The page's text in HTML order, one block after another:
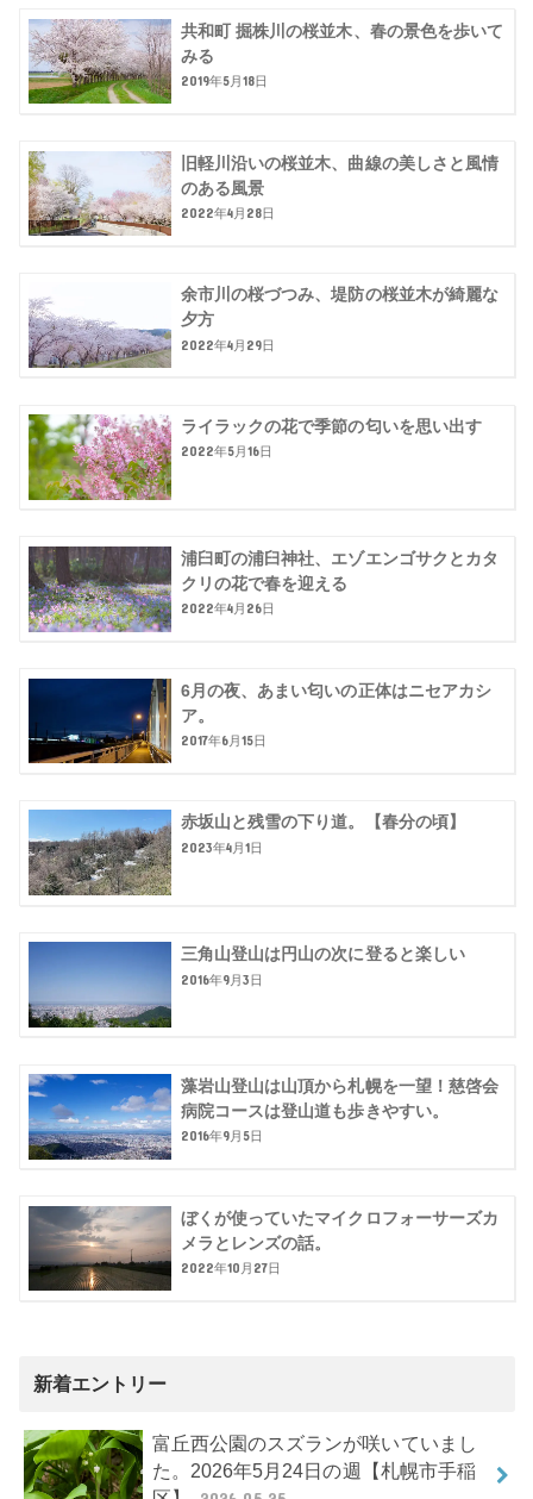
共和町 掘株川の桜並木、春の景色を歩いて
みる
2019年5月18日
旧軽川沿いの桜並木、曲線の美しさと風情
のある風景
2022年4月28日
余市川の桜づつみ、堤防の桜並木が綺麗な
夕方
2022年4月29日
ライラックの花で季節の匂いを思い出す
2022年5月16日
浦臼町の浦臼神社、エゾエンゴサクとカタ
クリの花で春を迎える
2022年4月26日
6月の夜、あまい匂いの正体はニセアカシ
ア。
2017年6月15日
赤坂山と残雪の下り道。【春分の頃】
2023年4月1日
三角山登山は円山の次に登ると楽しい
2016年9月3日
藻岩山登山は山頂から札幌を一望！慈啓会
病院コースは登山道も歩きやすい。
2016年9月5日
ぼくが使っていたマイクロフォーサーズカ
メラとレンズの話。
2022年10月27日
新着エントリー
富丘西公園のスズランが咲いていまし
た。2026年5月24日の週【札幌市手稲